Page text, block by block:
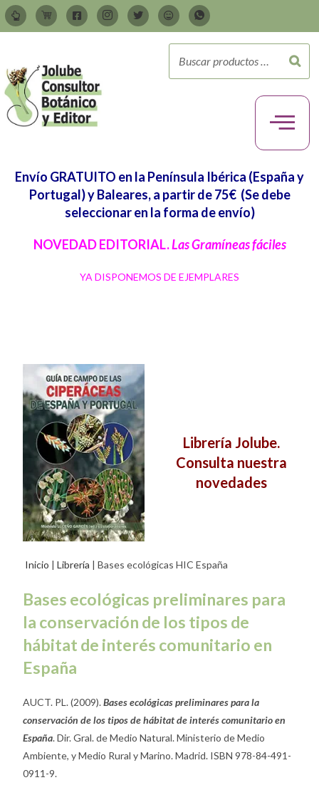
Envío GRATUITO en la Península Ibérica (España y
Portugal) y Baleares, a partir de 75€ (Se debe
seleccionar en la forma de envío)
NOVEDAD EDITORIAL.Las Gramíneas fáciles
YA DISPONEMOS DE EJEMPLARES
Librería Jolube.
Consulta nuestra
novedades
Inicio |Librería | Bases ecológicas HIC España
Bases ecológicas preliminares para
la conservación de los tipos de
hábitat de interés comunitario en
España
AUCT. PL. (2009).Basesecológicaspreliminares para la
conservación de los tipos de hábitat de interés comunitario en
España. Dir. Gral. de Medio Natural. Ministerio de Medio
Ambiente, y Medio Rural y Marino. Madrid. ISBN 978-84-491-
0911-9.